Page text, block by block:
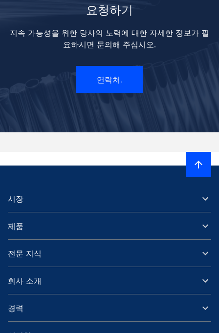
요청하기
지속 가능성을 위한 당사의 노력에 대한 자세한 정보가 필
요하시면 문의해 주십시오.
연락처.
시장
제품
전문 지식
회사 소개
경력